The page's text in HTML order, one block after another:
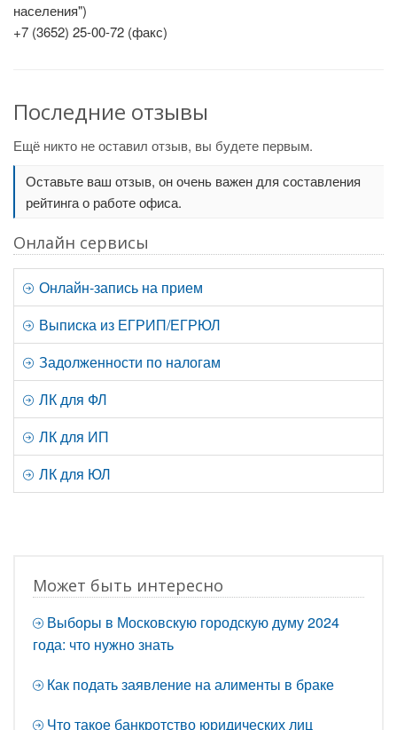
населения")
+7 (3652) 25-00-72 (факс)
Последние отзывы
Ещё никто не оставил отзыв, вы будете первым.
Оставьте ваш отзыв, он очень важен для составления
рейтинга о работе офиса.
Онлайн сервисы
Онлайн-запись на прием
Выписка из ЕГРИП/ЕГРЮЛ
Задолженности по налогам
ЛК для ФЛ
ЛК для ИП
ЛК для ЮЛ
Может быть интересно
Выборы в Московскую городскую думу 2024
года: что нужно знать
Как подать заявление на алименты в браке
Что такое банкротство юридических лиц